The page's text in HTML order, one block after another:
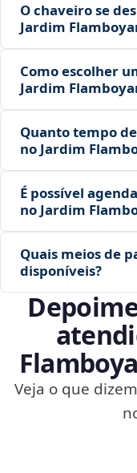
O chaveiro se
Jardim
Como escolher
Jardim
Quanto tempo
no Jardim
É possível
no Jardim
Quais meios de
disponíveis?
Veja o que